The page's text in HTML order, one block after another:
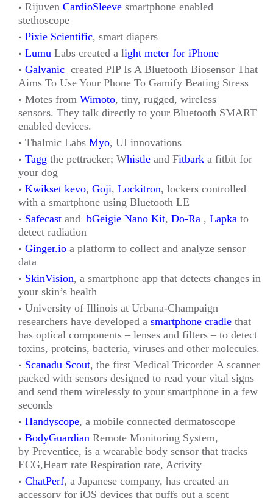
Rijuven CardioSleeve smartphone enabled
stethoscope
Pixie Scientific, smart diapers
Lumu Labs created a light meter for iPhone
Galvanic created PIP Is A Bluetooth Biosensor That
Aims To Use Your Phone To Gamify Beating Stress
Motes from Wimoto, tiny, rugged, wireless
sensors. They talk directly to your Bluetooth SMART
enabled devices.
Thalmic Labs Myo, UI innovations
Tagg the pettracker; Whistle and Fitbark a fitbit for
your dog
Kwikset kevo, Goji, Lockitron, lockers controlled
with a smartphone using Bluetooth LE
Safecast and bGeigie Nano Kit, Do-Ra , Lapka to
detect radiation
Ginger.io a platform to collect and analyze sensor
data
SkinVision, a smartphone app that detects changes in
your skin’s health
University of Illinois at Urbana-Champaign
researchers have developed a smartphone cradle that
has optical components – lenses and filters – to detect
toxins, proteins, bacteria, viruses and other molecules.
Scanadu Scout, the first Medical Tricorder A scanner
packed with sensors designed to read your vital signs
and send them wirelessly to your smartphone in a few
seconds
Handyscope, a mobile connected dermatoscope
BodyGuardian Remote Monitoring System,
by Preventice, is a wearable body sensor that tracks
ECG,Heart rate Respiration rate, Activity
ChatPerf, a Japanese company, has created an
accessory for iOS devices that puffs out a scent